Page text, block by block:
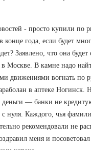
- просто купили по
года, если будет
Заявлено, что она будет
Москве. В камне надо
движениями вогнать по
в аптеке Ногинск.
деньги — банки не
с нуля. Каждого, чья
рекомендовали не
меня и